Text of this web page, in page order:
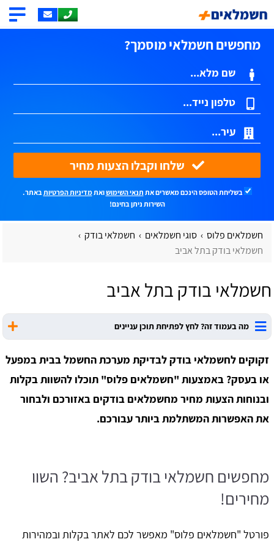
מחפשים חשמלאי מוסמך?
בשליחת הטופס הינכם מאשרים את תנאי השימושואתמדיניות הפרטיותבאתר.
השירות ניתן בחינם!
חשמלאים פלוס סוגי חשמלאים
חשמלאי בודק
חשמלאי בודק בתל אביב
חשמלאי בודק בתל אביב
מה בעמוד זה? לחץ לפתיחת תוכן עניינים
זקוקים לחשמלאי בודק לבדיקת מערכת החשמל בבית במפעל
או בעסק? באמצעות "חשמלאים פלוס" תוכלו להשוות בקלות
ובנוחות הצעות מחיר מחשמלאים בודקים באזורכם ולבחור
את האפשרות המשתלמת ביותר עבורכם.
מחפשים חשמלאי בודק בתל אביב? השוו
מחירים!
פורטל "חשמלאים פלוס" מאפשר לכם לאתר בקלות ובמהירות